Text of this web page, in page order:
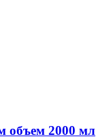
объем 2000 мл